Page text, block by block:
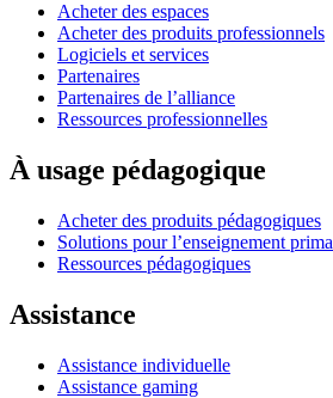
Acheter des espaces
Acheter des produits professionnels
Logiciels et services
Partenaires
Partenaires de l’alliance
Ressources professionnelles
À usage pédagogique
Acheter des produits pédagogiques
Solutions pour l’enseignement
Ressources pédagogiques
Assistance
Assistance individuelle
Assistance gaming